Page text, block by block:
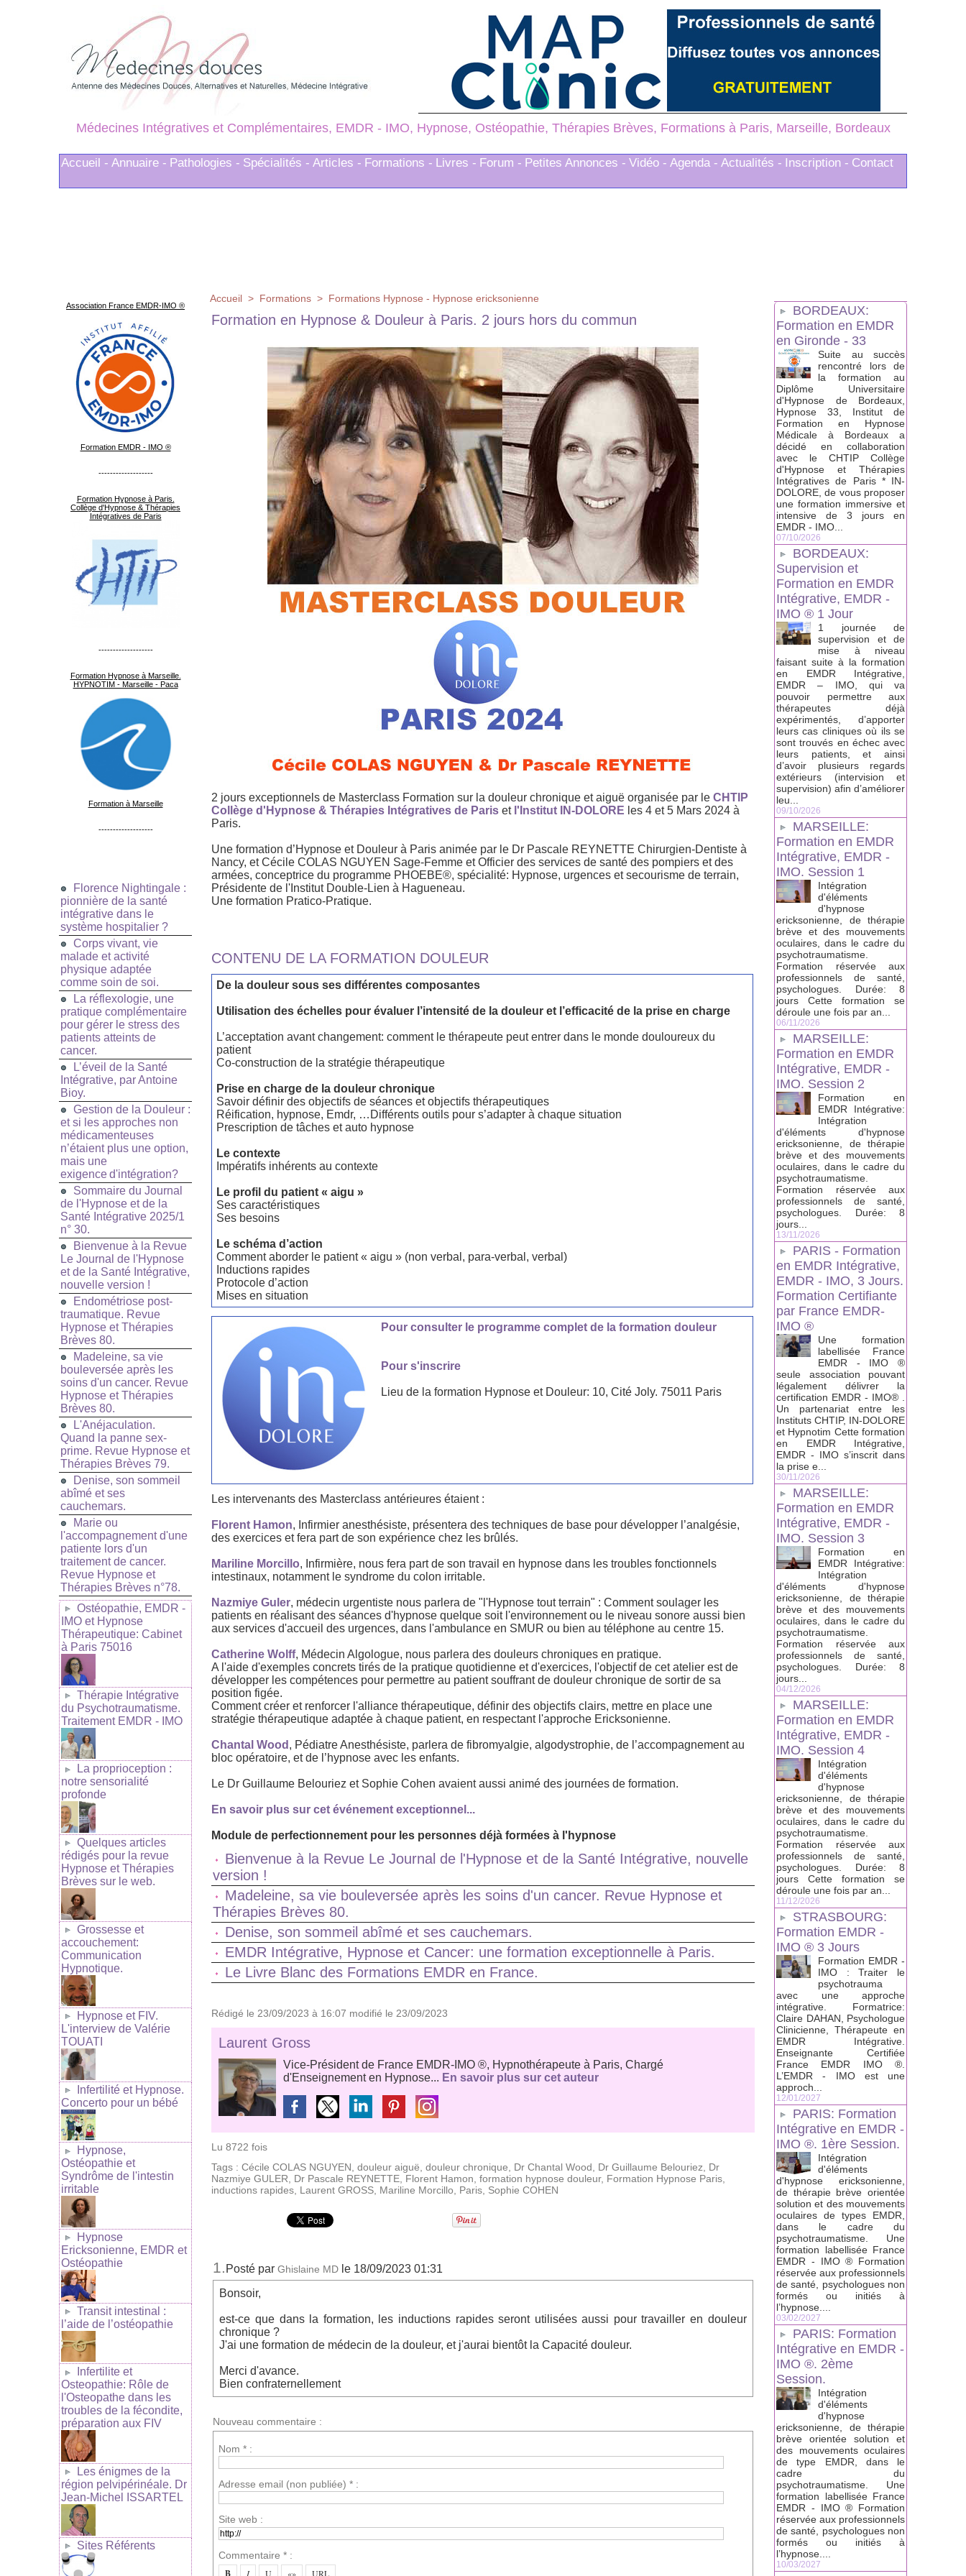
Médecines Intégratives et Complémentaires, EMDR - IMO, Hypnose, Ostéopathie, Thérapies Brèves, Formations à Paris, Marseille, Bordeaux
Accueil - Annuaire - Pathologies - Spécialités - Articles - Formations - Livres - Forum - Petites Annonces - Vidéo - Agenda - Actualités - Inscription - Contact
Association France EMDR-IMO ®
Formation EMDR - IMO ®
-------------------
Formation Hypnose à Paris.
Collège d'Hypnose & Thérapies
Intégratives de Paris
-------------------
Formation Hypnose à Marseille.
HYPNOTIM - Marseille - Paca
Formation à Marseille
-------------------
Florence Nightingale :
pionnière de la santé
intégrative dans le
système hospitalier ?
Corps vivant, vie
malade et activité
physique adaptée
comme soin de soi.
La réflexologie, une
pratique complémentaire
pour gérer le stress des
patients atteints de
cancer.
L’éveil de la Santé
Intégrative, par Antoine
Bioy.
Gestion de la Douleur :
et si les approches non
médicamenteuses
n’étaient plus une option,
mais une
exigence d'intégration?
Sommaire du Journal
de l'Hypnose et de la
Santé Intégrative 2025/1
n° 30.
Bienvenue à la Revue
Le Journal de l'Hypnose
et de la Santé Intégrative,
nouvelle version !
Endométriose post-
traumatique. Revue
Hypnose et Thérapies
Brèves 80.
Madeleine, sa vie
bouleversée après les
soins d'un cancer. Revue
Hypnose et Thérapies
Brèves 80.
L'Anéjaculation.
Quand la panne sex-
prime. Revue Hypnose et
Thérapies Brèves 79.
Denise, son sommeil
abîmé et ses
cauchemars.
Marie ou
l'accompagnement d'une
patiente lors d'un
traitement de cancer.
Revue Hypnose et
Thérapies Brèves n°78.
Ostéopathie, EMDR -
IMO et Hypnose
Thérapeutique: Cabinet
à Paris 75016
Thérapie Intégrative
du Psychotraumatisme.
Traitement EMDR - IMO
La proprioception :
notre sensorialité
profonde
Quelques articles
rédigés pour la revue
Hypnose et Thérapies
Brèves sur le web.
Grossesse et
accouchement:
Communication
Hypnotique.
Hypnose et FIV.
L'interview de Valérie
TOUATI
Infertilité et Hypnose.
Concerto pour un bébé
Hypnose,
Ostéopathie et
Syndrôme de l'intestin
irritable
Hypnose
Ericksonienne, EMDR et
Ostéopathie
Transit intestinal :
l’aide de l’ostéopathie
Infertilite et
Osteopathie: Rôle de
l'Osteopathe dans les
troubles de la fécondite,
préparation aux FIV
Les énigmes de la
région pelvipérinéale. Dr
Jean-Michel ISSARTEL
Sites Référents
Accueil > Formations > Formations Hypnose - Hypnose ericksonienne
Formation en Hypnose & Douleur à Paris. 2 jours hors du commun
2 jours exceptionnels de Masterclass Formation sur la douleur chronique et aiguë organisée par le CHTIP
Collège d'Hypnose & Thérapies Intégratives de Paris et l'Institut IN-DOLORE les 4 et 5 Mars 2024 à
Paris.
Une formation d’Hypnose et Douleur à Paris animée par le Dr Pascale REYNETTE Chirurgien-Dentiste à
Nancy, et Cécile COLAS NGUYEN Sage-Femme et Officier des services de santé des pompiers et des
armées, conceptrice du programme PHOEBE®, spécialité: Hypnose, urgences et secourisme de terrain,
Présidente de l'Institut Double-Lien à Hagueneau.
Une formation Pratico-Pratique.
CONTENU DE LA FORMATION DOULEUR
De la douleur sous ses différentes composantes
Utilisation des échelles pour évaluer l’intensité de la douleur et l’efficacité de la prise en charge
L’acceptation avant changement: comment le thérapeute peut entrer dans le monde douloureux du
patient
Co-construction de la stratégie thérapeutique
Prise en charge de la douleur chronique
Savoir définir des objectifs de séances et objectifs thérapeutiques
Réification, hypnose, Emdr, …Différents outils pour s’adapter à chaque situation
Prescription de tâches et auto hypnose
Le contexte
Impératifs inhérents au contexte
Le profil du patient « aigu »
Ses caractéristiques
Ses besoins
Le schéma d’action
Comment aborder le patient « aigu » (non verbal, para-verbal, verbal)
Inductions rapides
Protocole d’action
Mises en situation
Pour consulter le programme complet de la formation douleur
Pour s'inscrire
Lieu de la formation Hypnose et Douleur: 10, Cité Joly. 75011 Paris
Les intervenants des Masterclass antérieures étaient :
Florent Hamon, Infirmier anesthésiste, présentera des techniques de base pour développer l’analgésie,
des exercices et fera part de son expérience chez les brûlés.
Mariline Morcillo, Infirmière, nous fera part de son travail en hypnose dans les troubles fonctionnels
intestinaux, notamment le syndrome du colon irritable.
Nazmiye Guler, médecin urgentiste nous parlera de "l'Hypnose tout terrain" : Comment soulager les
patients en réalisant des séances d'hypnose quelque soit l'environnement ou le niveau sonore aussi bien
aux services d'accueil des urgences, dans l'ambulance en SMUR ou bien au téléphone au centre 15.
Catherine Wolff, Médecin Algologue, nous parlera des douleurs chroniques en pratique.
A l'aide d'exemples concrets tirés de la pratique quotidienne et d'exercices, l'objectif de cet atelier est de
développer les compétences pour permettre au patient souffrant de douleur chronique de sortir de sa
position figée.
Comment créer et renforcer l'alliance thérapeutique, définir des objectifs clairs, mettre en place une
stratégie thérapeutique adaptée à chaque patient, en respectant l'approche Ericksonienne.
Chantal Wood , Pédiatre Anesthésiste, parlera de fibromyalgie, algodystrophie, de l’accompagnement au
bloc opératoire, et de l’hypnose avec les enfants.
Le Dr Guillaume Belouriez et Sophie Cohen avaient aussi animé des journées de formation.
En savoir plus sur cet événement exceptionnel...
Module de perfectionnement pour les personnes déjà formées à l'hypnose
Bienvenue à la Revue Le Journal de l'Hypnose et de la Santé Intégrative, nouvelle
version !
Madeleine, sa vie bouleversée après les soins d'un cancer. Revue Hypnose et
Thérapies Brèves 80.
Denise, son sommeil abîmé et ses cauchemars.
EMDR Intégrative, Hypnose et Cancer: une formation exceptionnelle à Paris.
Le Livre Blanc des Formations EMDR en France.
Rédigé le 23/09/2023 à 16:07 modifié le 23/09/2023
Laurent Gross
Vice-Président de France EMDR-IMO ®, Hypnothérapeute à Paris, Chargé
d'Enseignement en Hypnose... En savoir plus sur cet auteur
Lu 8722 fois
Tags : Cécile COLAS NGUYEN douleur aiguë douleur chronique Dr Chantal Wood Dr Guillaume Belouriez
Dr
Nazmiye GULER
Dr Pascale REYNETTE Florent Hamon formation hypnose douleur, Formation Hypnose Paris
inductions rapides Laurent GROSS Mariline Morcillo Paris Sophie COHEN
1. Posté par Ghislaine MD le 18/09/2023 01:31
Bonsoir,
est-ce que dans la formation, les inductions rapides seront utilisées aussi pour travailler en douleur
chronique ?
J'ai une formation de médecin de la douleur, et j'aurai bientôt la Capacité douleur.
Merci d'avance.
Bien confraternellement
Nouveau commentaire :
Nom * :
Adresse email (non publiée) * :
Site web :
Commentaire * :
BORDEAUX:
Formation en EMDR
en Gironde - 33
Suite au succès
rencontré lors de
la formation au
Diplôme Universitaire
d'Hypnose de Bordeaux,
Hypnose 33, Institut de
Formation en Hypnose
Médicale à Bordeaux a
décidé en collaboration
avec le CHTIP Collège
d'Hypnose et Thérapies
Intégratives de Paris * IN-
DOLORE, de vous proposer
une formation immersive et
intensive de 3 jours en
EMDR - IMO...
07/10/2026
BORDEAUX:
Supervision et
Formation en EMDR
Intégrative, EMDR -
IMO ® 1 Jour
1 journée de
supervision et de
mise à niveau
faisant suite à la formation
en EMDR Intégrative,
EMDR – IMO, qui va
pouvoir permettre aux
thérapeutes déjà
expérimentés, d’apporter
leurs cas cliniques où ils se
sont trouvés en échec avec
leurs patients, et ainsi
d’avoir plusieurs regards
extérieurs (intervision et
supervision) afin d’améliorer
leu...
09/10/2026
MARSEILLE:
Formation en EMDR
Intégrative, EMDR -
IMO. Session 1
Intégration
d'éléments
d'hypnose
ericksonienne, de thérapie
brève et des mouvements
oculaires, dans le cadre du
psychotraumatisme.
Formation réservée aux
professionnels de santé,
psychologues. Durée: 8
jours Cette formation se
déroule une fois par an...
06/11/2026
MARSEILLE:
Formation en EMDR
Intégrative, EMDR -
IMO. Session 2
Formation en
EMDR Intégrative:
Intégration
d'éléments d'hypnose
ericksonienne, de thérapie
brève et des mouvements
oculaires, dans le cadre du
psychotraumatisme.
Formation réservée aux
professionnels de santé,
psychologues. Durée: 8
jours...
13/11/2026
PARIS - Formation
en EMDR Intégrative,
EMDR - IMO, 3 Jours.
Formation Certifiante
par France EMDR-
IMO ®
Une formation
labellisée France
EMDR - IMO ®
seule association pouvant
légalement délivrer la
certification EMDR - IMO® .
Un partenariat entre les
Instituts CHTIP, IN-DOLORE
et Hypnotim Cette formation
en EMDR Intégrative,
EMDR - IMO s’inscrit dans
la prise e...
30/11/2026
MARSEILLE:
Formation en EMDR
Intégrative, EMDR -
IMO. Session 3
Formation en
EMDR Intégrative:
Intégration
d'éléments d'hypnose
ericksonienne, de thérapie
brève et des mouvements
oculaires, dans le cadre du
psychotraumatisme.
Formation réservée aux
professionnels de santé,
psychologues. Durée: 8
jours...
04/12/2026
MARSEILLE:
Formation en EMDR
Intégrative, EMDR -
IMO. Session 4
Intégration
d'éléments
d'hypnose
ericksonienne, de thérapie
brève et des mouvements
oculaires, dans le cadre du
psychotraumatisme.
Formation réservée aux
professionnels de santé,
psychologues. Durée: 8
jours Cette formation se
déroule une fois par an...
11/12/2026
STRASBOURG:
Formation EMDR -
IMO ® 3 Jours
Formation EMDR -
IMO : Traiter le
psychotrauma
avec une approche
intégrative. Formatrice:
Claire DAHAN, Psychologue
Clinicienne, Thérapeute en
EMDR Intégrative.
Enseignante Certifiée
France EMDR IMO ®.
L’EMDR - IMO est une
approch...
12/01/2027
PARIS: Formation
Intégrative en EMDR -
IMO ®. 1ère Session.
Intégration
d'éléments
d'hypnose ericksonienne,
de thérapie brève orientée
solution et des mouvements
oculaires de types EMDR,
dans le cadre du
psychotraumatisme. Une
formation labellisée France
EMDR - IMO ® Formation
réservée aux professionnels
de santé, psychologues non
formés ou initiés à
l’hypnose....
03/02/2027
PARIS: Formation
Intégrative en EMDR -
IMO ®. 2ème
Session.
Intégration
d'éléments
d'hypnose
ericksonienne, de thérapie
brève orientée solution et
des mouvements oculaires
de type EMDR, dans le
cadre du
psychotraumatisme. Une
formation labellisée France
EMDR - IMO ® Formation
réservée aux professionnels
de santé, psychologues non
formés ou initiés à
l’hypnose....
10/03/2027